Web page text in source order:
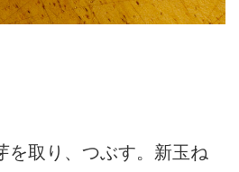
取り、つぶす。新玉ね